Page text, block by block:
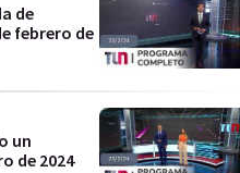
de
febrero de
un
de 2024